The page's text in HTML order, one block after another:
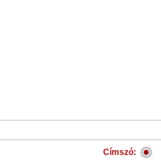
Címszó: